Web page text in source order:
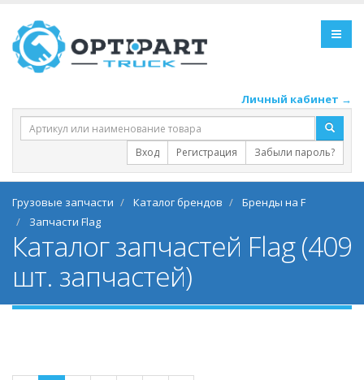
Личный кабинет →
Вход Регистрация Забыли пароль?
Грузовые запчасти Каталог брендов
Бренды на F
Запчасти Flag
Каталог запчастей Flag (409
шт. запчастей)